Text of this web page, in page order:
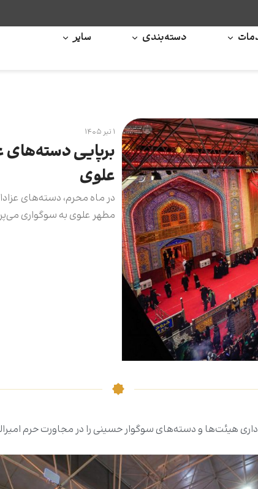
دسته‌بندی سایر
۱ تیر ۱۴۰۵
برپایی دسته‌های
علوی
در ماه محرم، دسته‌های
مطهر علوی به سوگواری
هیئت‌ها و دسته‌های سوگوار حسینی را در مجاورت حرم